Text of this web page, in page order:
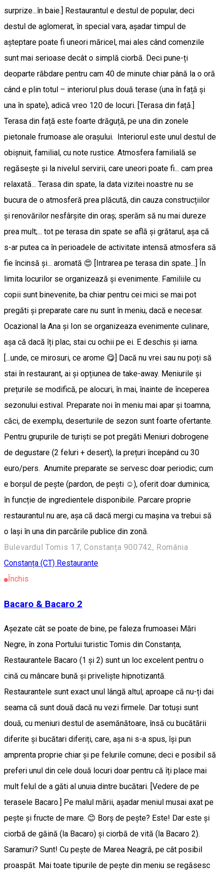
surprize...în baie.] Restaurantul e destul de popular, deci
destul de aglomerat, în special vara, așadar timpul de
așteptare poate fi uneori măricel, mai ales când comenzile
sunt mai serioase decât o simplă ciorbă. Deci pune-ți
deoparte răbdare pentru cam 40 de minute chiar până la o oră
când e plin totul – interiorul plus două terase (una în față și
una în spate), adică vreo 120 de locuri. [Terasa din față.]
Terasa din față este foarte drăguță, pe una din zonele
pietonale frumoase ale orașului. Interiorul este unul destul de
obișnuit, familial, cu note rustice. Atmosfera familială se
regăsește și la nivelul servirii, care uneori poate fi... cam prea
relaxată... Terasa din spate, la data vizitei noastre nu se
bucura de o atmosferă prea plăcută, din cauza construcțiilor
și renovărilor nesfârșite din oraș; sperăm să nu mai dureze
prea mult;... tot pe terasa din spate se află și grătarul, așa că
s-ar putea ca în perioadele de activitate intensă atmosfera să
fie încinsă și... aromată 😍 [Intrarea pe terasa din spate...] În
limita locurilor se organizează și evenimente. Familiile cu
copii sunt binevenite, ba chiar pentru cei mici se mai pot
pregăti și preparate care nu sunt în meniu, dacă e necesar.
Ocazional la Ana și Ion se organizeaza evenimente culinare,
așa că dacă îți plac, stai cu ochii pe ei. E deschis și iarna.
[...unde, ce mirosuri, ce arome 😋] Dacă nu vrei sau nu poți să
stai în restaurant, ai și opțiunea de take-away. Meniurile și
prețurile se modifică, pe alocuri, în mai, înainte de începerea
sezonului estival. Preparate noi în meniu mai apar și toamna,
căci, de exemplu, deserturile de sezon sunt foarte ofertante.
Pentru grupurile de turiști se pot pregăti Meniuri dobrogene
de degustare (2 feluri + desert), la prețuri începând cu 30
euro/pers. Anumite preparate se servesc doar periodic; cum
e borșul de pește (pardon, de pești ☺️), oferit doar duminica;
în funcție de ingredientele disponibile. Parcare proprie
restaurantul nu are, așa că dacă mergi cu mașina va trebui să
o lași în una din parcările publice din zonă.
Bulevardul Tomis 17, Constanța 900742, România
Constanța (CT) Restaurante
Închis
Bacaro & Bacaro 2
Așezate cât se poate de bine, pe faleza frumoasei Mări
Negre, în zona Portului turistic Tomis din Constanța,
Restaurantele Bacaro (1 și 2) sunt un loc excelent pentru o
cină cu mâncare bună și priveliște hipnotizantă.
Restaurantele sunt exact unul lângă altul; aproape că nu-ți dai
seama că sunt două dacă nu vezi firmele. Dar totuși sunt
două, cu meniuri destul de asemănătoare, însă cu bucătării
diferite și bucătari diferiți, care, așa ni s-a spus, își pun
amprenta proprie chiar și pe felurile comune; deci e posibil să
preferi unul din cele două locuri doar pentru că îți place mai
mult felul de a găti al unuia dintre bucătari. [Vedere de pe
terasele Bacaro.] Pe malul mării, așadar meniul musai axat pe
pește și fructe de mare. 😊 Borș de pește? Este! Dar este și
ciorbă de găină (la Bacaro) și ciorbă de vită (la Bacaro 2).
Saramuri? Sunt! Cu pește de Marea Neagră, pe cât posibil
proaspăt. Mai toate tipurile de pește din meniu se regăsesc